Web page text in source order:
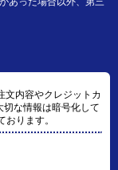
文内容やクレジットカ
な情報は暗号化して
ります。